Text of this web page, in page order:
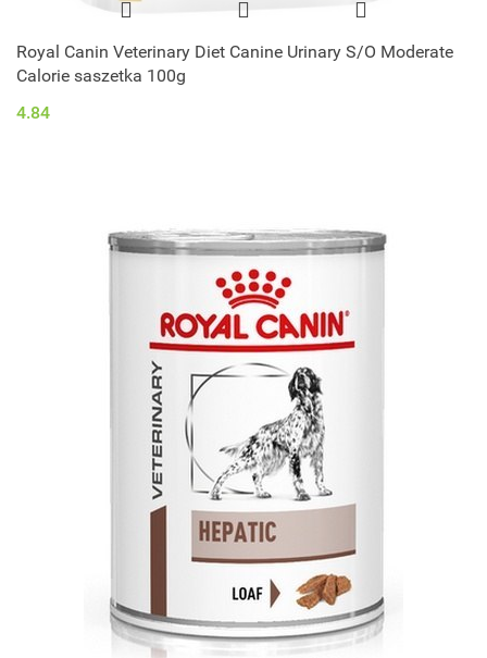
Royal Canin Veterinary Diet Canine Urinary S/O Moderate
Calorie saszetka 100g
4.84